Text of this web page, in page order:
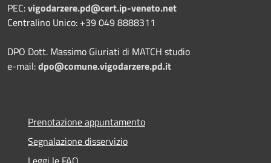
PEC:vigodarzere.pd@cert.ip-veneto.net
Centralino Unico: +39 049 8888311
DPO Dott. Massimo Giuriati di MATCH studio
e-mail:dpo@comune.vigodarzere.pd.it
Prenotazione appuntamento
Segnalazione disservizio